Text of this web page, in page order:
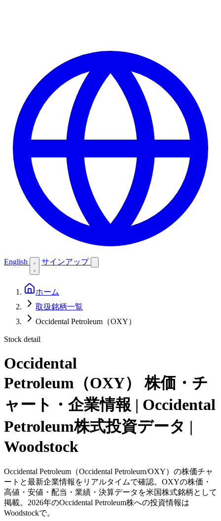
English サインアップ
ホーム
取扱銘柄一覧
Occidental Petroleum（OXY）
Stock detail
Occidental
Petroleum（OXY）
株価・チ
ャート・企業情報 | Occidental
Petroleum株式投資データ |
Woodstock
Occidental Petroleum（Occidental Petroleum/OXY）の株価チャ
ートと最新企業情報をリアルタイムで確認。OXYの株価・
高値・安値・配当・業績・決算データを米国株式銘柄として
掲載。2026年のOccidental Petroleum株への投資情報は
Woodstockで。